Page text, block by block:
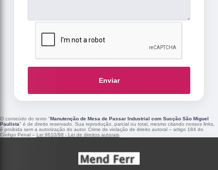
Enviar
O conteúdo do texto "Manutenção de Mesa de Passar Industrial com Sucção São Miguel
Paulista" é de direito reservado. Sua reprodução, parcial ou total, mesmo citando nossos links,
é proibida sem a autorização do autor. Crime de violação de direito autoral – artigo 184 do
Código Penal – Lei 9610/98 - Lei de direitos autorais